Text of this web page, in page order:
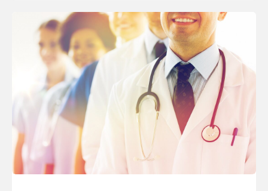
diretamente a rotina operacional das empresas,
especialmente aquelas que trabalham com grande
volume de emissão de notas e integrações
automatizadas. O novo modelo […]